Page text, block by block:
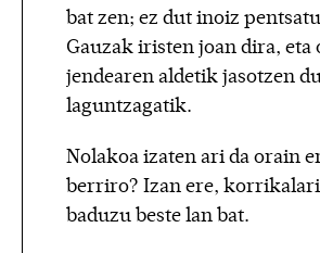
bat zen; ez dut inoiz
Gauzak iristen joan dira, eta
jendearen aldetik jasotzen
laguntzagatik.
Nolakoa izaten ari da orain
berriro? Izan ere, korrikalari
baduzu beste lan bat.